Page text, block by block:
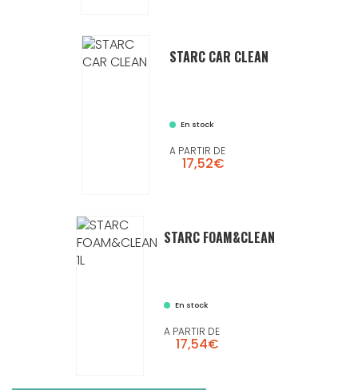
STARC CAR CLEAN
En stock
A PARTIR DE
17,52€
STARC FOAM&CLEAN
En stock
A PARTIR DE
17,54€